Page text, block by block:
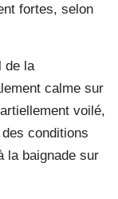
fortes, selon
de la
calme sur
voilé,
conditions
la baignade sur